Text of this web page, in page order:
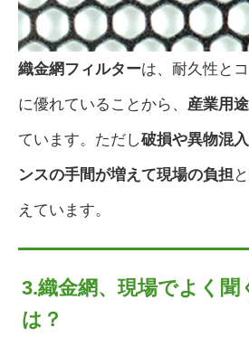
織金網フィルターは、耐久性と
に優れていることから、 産業用
ています。ただし破損や異物混
ンスの手間が増えて現場の負担
えています。
3.織金網、現場でよく聞
は？